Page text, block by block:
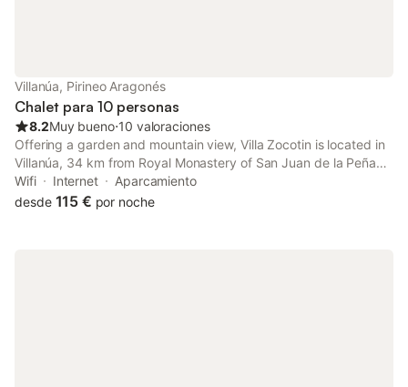
Villanúa, Pirineo Aragonés
Chalet para 10 personas
8.2Muy bueno⋅10 valoraciones
Offering a garden and mountain view, Villa Zocotin is located in
Villanúa, 34 km from Royal Monastery of San Juan de la Peña
and 20 km from Astun Ski Resort. This property offers access to
a terrace, free private parking and free WiFi.
Wifi Internet
Aparcamiento
desde 115 € por noche